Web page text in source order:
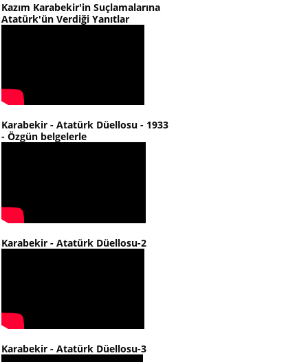
Kazım Karabekir'in Suçlamalarına
Atatürk'ün Verdiği Yanıtlar
Karabekir - Atatürk Düellosu - 1933
- Özgün belgelerle
Karabekir - Atatürk Düellosu-2
Karabekir - Atatürk Düellosu-3